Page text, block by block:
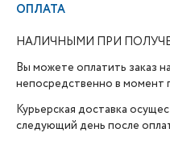
ОПЛАТА
НАЛИЧНЫМИ ПРИ
Вы можете оплатить заказ
непосредственно в момент
Курьерская доставка
следующий день после